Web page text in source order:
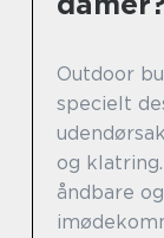
Outdoor
specielt
og
åndbare